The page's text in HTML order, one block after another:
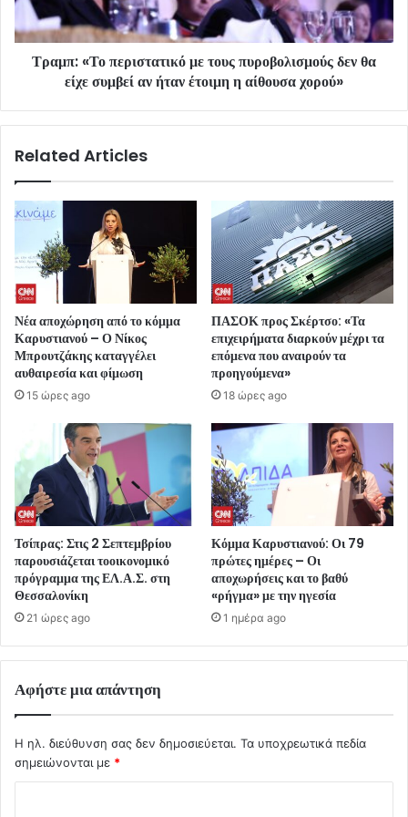
Τραμπ: «Το περιστατικό με τους πυροβολισμούς δεν θα
είχε συμβεί αν ήταν έτοιμη η αίθουσα χορού»
Related Articles
Νέα αποχώρηση από το κόμμα
Καρυστιανού – Ο Νίκος
Μπρουτζάκης καταγγέλει
αυθαιρεσία και φίμωση
15 ώρες ago
ΠΑΣΟΚ προς Σκέρτσο: «Τα
επιχειρήματα διαρκούν μέχρι τα
επόμενα που αναιρούν τα
προηγούμενα»
18 ώρες ago
Τσίπρας: Στις 2 Σεπτεμβρίου
παρουσιάζεται τοοικονομικό
πρόγραμμα της ΕΛ.Α.Σ. στη
Θεσσαλονίκη
21 ώρες ago
Κόμμα Καρυστιανού: Οι 79
πρώτες ημέρες – Οι
αποχωρήσεις και το βαθύ
«ρήγμα» με την ηγεσία
1 ημέρα ago
Αφήστε μια απάντηση
Η ηλ. διεύθυνση σας δεν δημοσιεύεται. Τα υποχρεωτικά πεδία
σημειώνονται με *